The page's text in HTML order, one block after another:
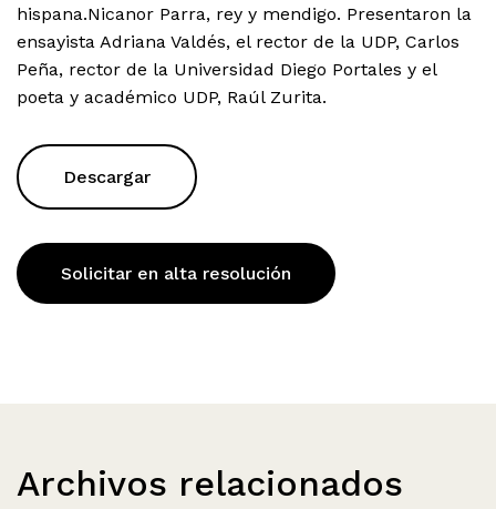
hispana.Nicanor Parra, rey y mendigo. Presentaron la
ensayista Adriana Valdés, el rector de la UDP, Carlos
Peña, rector de la Universidad Diego Portales y el
poeta y académico UDP, Raúl Zurita.
Descargar
Solicitar en alta resolución
Archivos relacionados